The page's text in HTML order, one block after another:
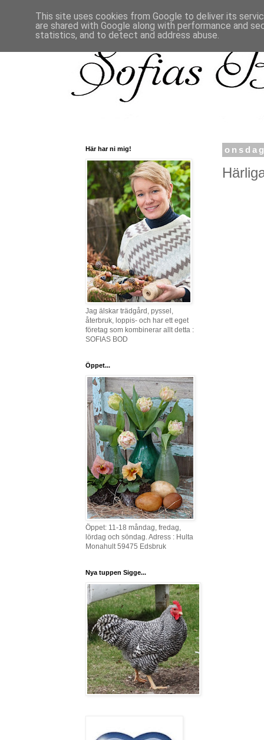
Här har ni mig!
Jag älskar trädgård, pyssel,
återbruk, loppis- och har ett eget
företag som kombinerar allt detta :
SOFIAS BOD
Öppet...
Öppet: 11-18 måndag, fredag,
lördag och söndag. Adress : Hulta
Monahult 59475 Edsbruk
Nya tuppen Sigge...
This site uses cookies from Google to deliver its
are shared with Google along with performance and
statistics, and to detect and address abuse.